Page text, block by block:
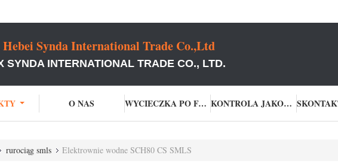
Synda International Trade Co.,Ltd
SYNDA INTERNATIONAL TRADE CO., LTD.
O NAS WYCIECZKA PO FABRYCE KONTROLA JAKOŚCI
rurociąg smls Elektrownie wodne SCH80 CS SMLS